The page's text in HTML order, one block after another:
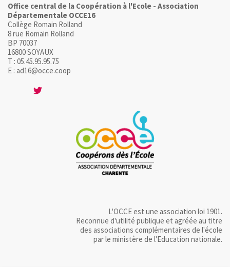
Office central de la Coopération à l'Ecole - Association
Départementale OCCE16
Collège Romain Rolland
8 rue Romain Rolland
BP 70037
16800 SOYAUX
T : 05.45.95.95.75
E : ad16@occe.coop
L'OCCE est une association loi 1901.
Reconnue d'utilité publique et agréée au titre
des associations complémentaires de l'école
par le ministère de l'Education nationale.